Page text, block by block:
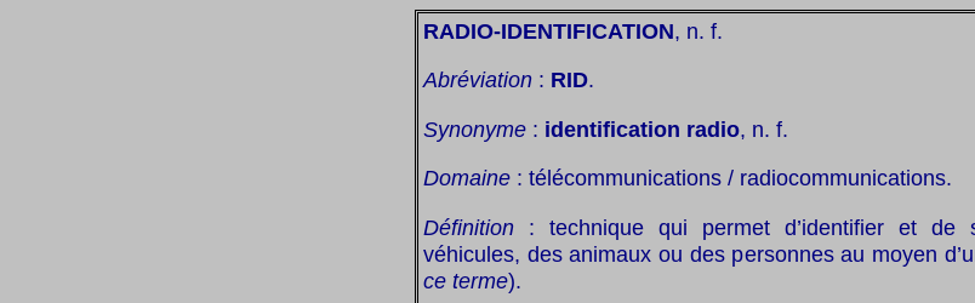
RADIO-IDENTIFICATION, n. f.
Abréviation : RID.
Synonyme : identification radio, n. f.
Domaine : télécommunications / radiocommunications.
Définition : technique qui permet d’identifier et de
véhicules, des animaux ou des personnes au moyen
ce terme).